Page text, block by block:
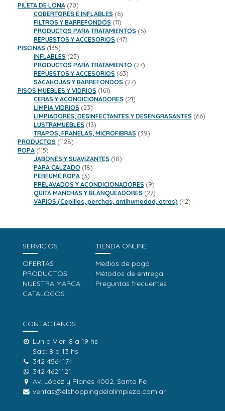
PILETA DE LONA 7070
productos
COBERTORES E INFLABLES 66
productos
FILTROS Y BARREFONDOS 1111
productos
PRODUCTOS PARA TRATAMIENTOS 66
REPUESTOS Y ACCESORIOS 4747
PISCINAS 135135
productos
INFLABLES 2323
productos
PRODUCTOS PARA TRATAMIENTO 2727
REPUESTOS Y ACCESORIOS 6363
productos
SACAHOJAS Y BARREFONDOS 2727
PISOS MUEBLES Y VIDRIOS 161161
productos
CERAS Y ACONDICIONADORES 2121
LIMPIA VIDRIOS 2323
productos
LIMPIADORES, DESINFECTANTES Y DESENGRASANTES 6666
LUSTRAMUEBLES 1313
productos
TRAPOS, FRANELAS, MICROFIBRAS 3939
PRODUCTOS 11281128
ROPA 115115
productos
JABONES Y SUAVIZANTES 1818
PARA CALZADO 1818
PERFUME ROPA 33
productos
PRELAVADOS Y ACONDICIONADORES 99
productos
QUITA MANCHAS Y BLANQUEADORES 2727
productos
VARIOS (Cepillos, perchas, antihumedad, otros) 4242
SERVICIOS
OFERTAS
PRODUCTOS
NUESTRA MARCA
CATALOGOS
TIENDA ONLINE
Medios de pago
Métodos de entrega
Preguntas frecuentes
CONTACTANOS
Lun a Vier: 8 a 19 hs
Sab: 8 a 13 hs
342 4564174
342 4621121
Av. López y Planes 4002, Santa Fe
ventas@elshoppingdelalimpieza.com.ar